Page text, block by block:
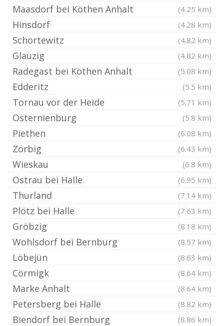
Maasdorf bei Köthen Anhalt (4.25 km)
Hinsdorf (4.28 km)
Schortewitz (4.82 km)
Glauzig (4.82 km)
Radegast bei Köthen Anhalt (5.08 km)
Edderitz (5.5 km)
Tornau vor der Heide (5.71 km)
Osternienburg (5.8 km)
Piethen (6.08 km)
Zörbig (6.43 km)
Wieskau (6.8 km)
Ostrau bei Halle (6.95 km)
Thurland (7.14 km)
Plötz bei Halle (7.63 km)
Gröbzig (8.18 km)
Wohlsdorf bei Bernburg (8.57 km)
Löbejün (8.63 km)
Cörmigk (8.64 km)
Marke Anhalt (8.64 km)
Petersberg bei Halle (8.82 km)
Biendorf bei Bernburg (8.86 km)